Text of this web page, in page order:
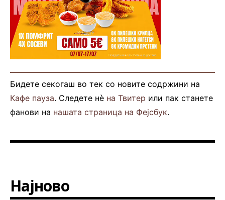
Бидете секогаш во тек со новите содржини на
Кафе пауза. Следете нè на Твитер или пак станете
фанови на нашата страница на Фејсбук.
Најново